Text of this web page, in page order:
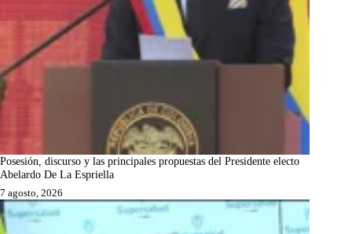
Posesión, discurso y las principales propuestas del Presidente electo
Abelardo De La Espriella
7 agosto, 2026